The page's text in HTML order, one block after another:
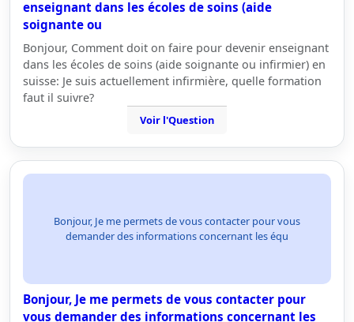
enseignant dans les écoles de soins (aide
soignante ou
Bonjour, Comment doit on faire pour devenir enseignant
dans les écoles de soins (aide soignante ou infirmier) en
suisse: Je suis actuellement infirmière, quelle formation
faut il suivre?
Voir l'Question
Bonjour, Je me permets de vous contacter pour vous
demander des informations concernant les équ
Bonjour, Je me permets de vous contacter pour
vous demander des informations concernant les